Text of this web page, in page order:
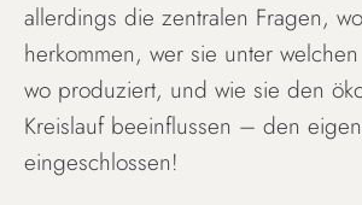
allerdings die zentralen Fragen,
herkommen, wer sie unter
wo produziert, und wie sie den
Kreislauf beeinflussen – den
eingeschlossen!